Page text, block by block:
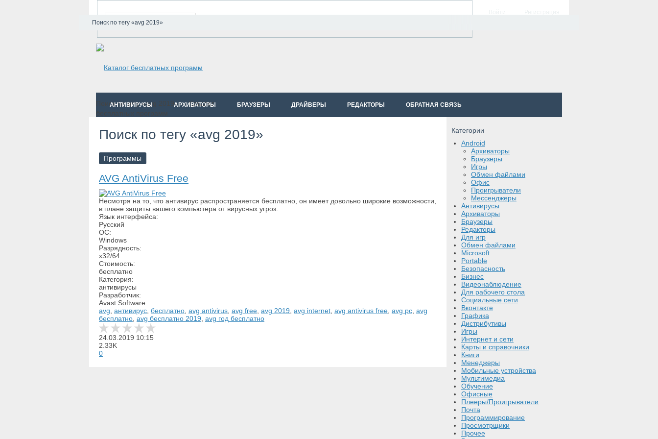
Поиск по тегу «avg 2019» — Каталог
бесплатных программ
Поиск по тегу «avg 2019»
АНТИВИРУСЫ АРХИВАТОРЫ БРАУЗЕРЫ ДРАЙВЕРЫ РЕДАКТОРЫ ОБРАТНАЯ СВЯЗЬ
Поиск по тегу «avg 2019»
Поиск по тегу «avg 2019»
Программы
AVG AntiVirus Free
​Несмотря на то, что антивирус распространяется бесплатно, он имеет довольно широкие возможности,
в плане защиты вашего компьютера от вирусных угроз.
Язык интерфейса:
Русский
ОС:
Windows
Разрядность:
x32/64
Стоимость:
бесплатно
Категория:
антивирусы
Разработчик:
Avast Software
avg, антивирус, бесплатно, avg antivirus, avg free, avg 2019, avg internet, avg antivirus free, avg pc, avg
бесплатно, avg бесплатно 2019, avg год бесплатно
24.03.2019 10:15
2.33K
0
Категории
Android
Архиваторы
Браузеры
Игры
Обмен файлами
Офис
Проигрыватели
Мессенджеры
Антивирусы
Архиваторы
Браузеры
Редакторы
Для игр
Обмен файлами
Microsoft
Portable
Безопасность
Бизнес
Видеонаблюдение
Для рабочего стола
Социальные сети
Вконтакте
Графика
Дистрибутивы
Игры
Интернет и cети
Карты и справочники
Книги
Менеджеры
Мобильные устройства
Мультимедиа
Обучение
Офисные
Плееры/Проигрыватели
Почта
Программирование
Просмотрщики
Прочее